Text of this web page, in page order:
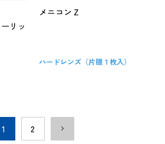
リッ
メニコンＺ
ハードレンズ（片眼１枚入）
1 2